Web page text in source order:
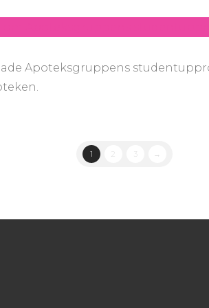
Apoteksgruppens
1 3 →